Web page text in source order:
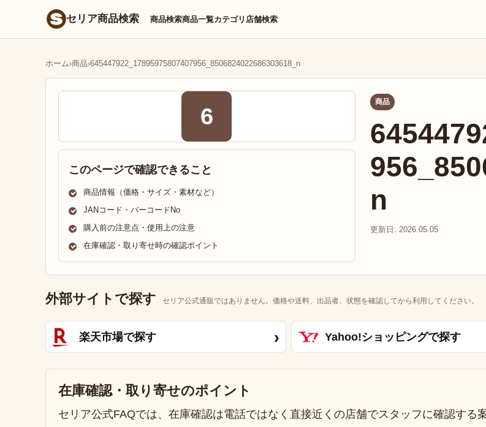
セリア商品検索 商品検索商品一覧カテゴリ 店舗検索
ホーム›商品›645447922_17895975807407956_8506824022686303618_n
6
このページで確認できること
商品情報（価格・サイズ・素材など）
JANコード・バーコードNo
購入前の注意点・使用上の注意
在庫確認・取り寄せ時の確認ポイント
商品
n
更新日: 2026.05.05
外部サイトで探す セリア公式通販ではありません。価格や送料、出品者、状態を確認してから利用してください。
楽天市場で探す › Yahoo!ショッピングで探す
在庫確認・取り寄せのポイント
セリア公式FAQでは、在庫確認は電話ではなく直接近くの店舗でスタッフに確認す